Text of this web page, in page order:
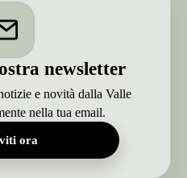
newsletter
e novità dalla Valle
nella tua email.
ora